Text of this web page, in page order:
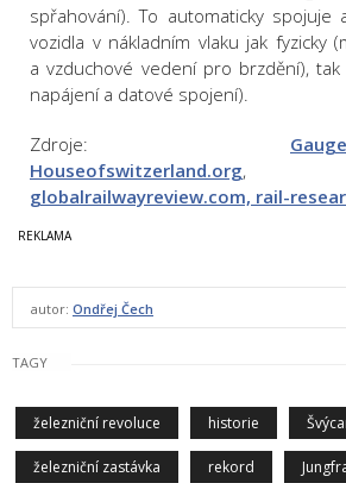
spřahování). To automaticky spojuje
vozidla v nákladním vlaku jak fyzicky
a vzduchové vedení pro brzdění), tak
napájení a datové spojení).
Zdroje:
Houseofswitzerland.org,
globalrailwayreview.com, rail-
autor: Ondřej Čech
TAGY
železniční revoluce historie
železniční zastávka rekord